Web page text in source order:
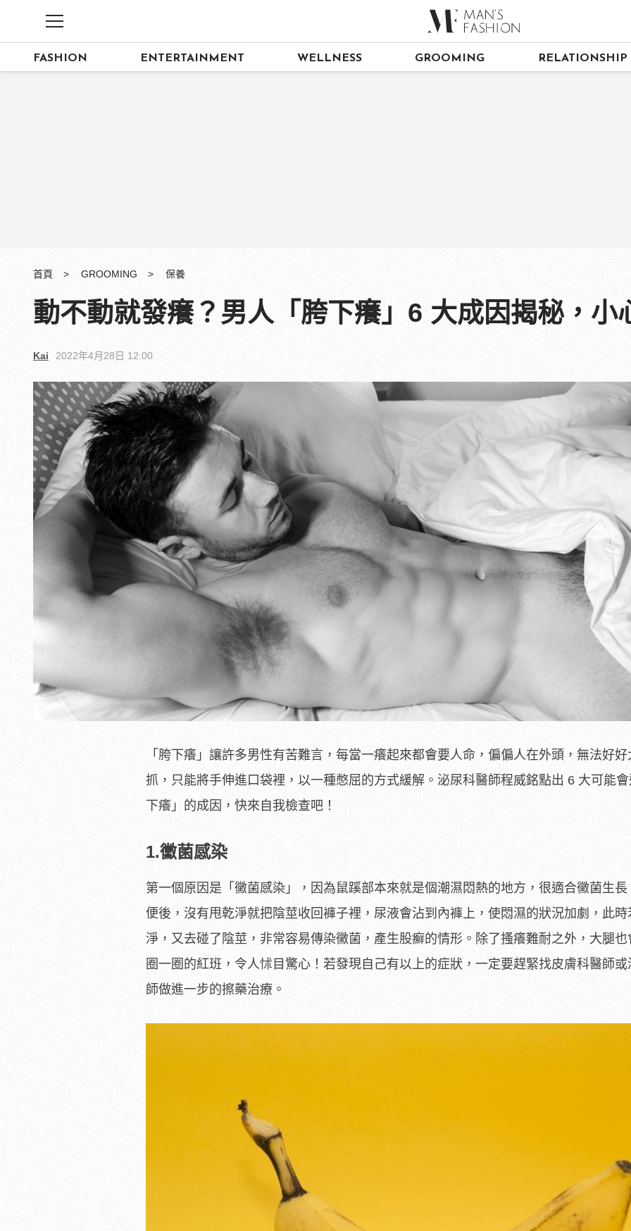
FASHION ENTERTAINMENT WELLNESS GROOMING RELATIONSHIP
首頁 GROOMING 保養
動不動就發癢？男人「胯下癢」6 大成因揭秘，小
Kai 2022年4月28日 12:00
「胯下癢」讓許多男性有苦難言，每當一癢起來都會要人命，偏偏人在外頭，無法好
抓，只能將手伸進口袋裡，以一種憋屈的方式緩解。泌尿科醫師程威銘點出 6 大可能
下癢」的成因，快來自我檢查吧！
1.黴菌感染
第一個原因是「黴菌感染」，因為鼠蹊部本來就是個潮濕悶熱的地方，很適合黴菌生長
便後，沒有甩乾淨就把陰莖收回褲子裡，尿液會沾到內褲上，使悶濕的狀況加劇，此時
淨，又去碰了陰莖，非常容易傳染黴菌，產生股癬的情形。除了搔癢難耐之外，大腿也
圈一圈的紅班，令人怵目驚心！若發現自己有以上的症狀，一定要趕緊找皮膚科醫師
師做進一步的擦藥治療。